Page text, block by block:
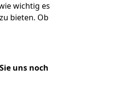
wichtig es
bieten. Ob
uns noch